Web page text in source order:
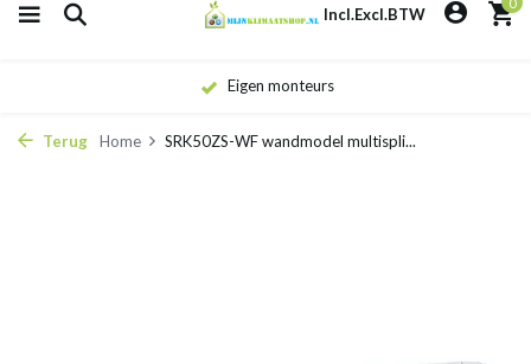
Incl.Excl.BTW
Eigen monteurs
Terug Home SRK50ZS-WF wandmodel multispli...